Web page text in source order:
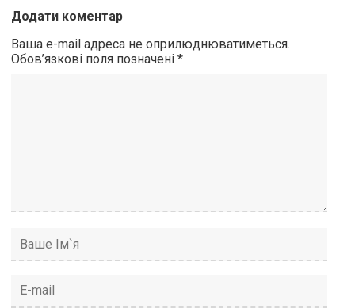
Додати коментар
Ваша e-mail адреса не оприлюднюватиметься.
Обов’язкові поля позначені*